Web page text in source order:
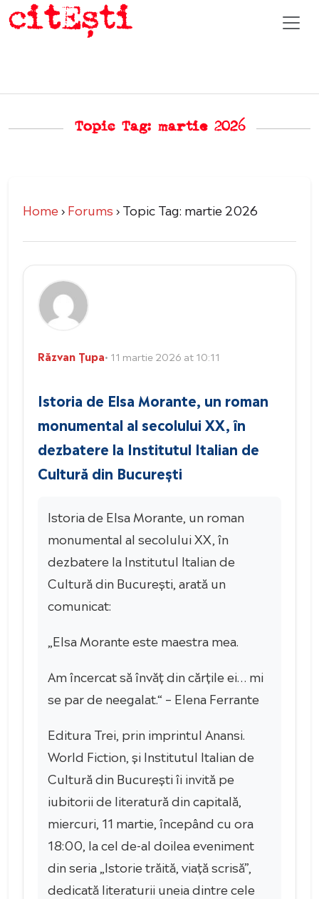
Topic Tag: martie 2026
Home›Forums›Topic Tag: martie 2026
Răzvan Țupa• 11 martie 2026 at 10:11
Istoria de Elsa Morante, un roman
monumental al secolului XX, în
dezbatere la Institutul Italian de
Cultură din București
Istoria de Elsa Morante, un roman
monumental al secolului XX, în
dezbatere la Institutul Italian de
Cultură din București, arată un
comunicat:
„Elsa Morante este maestra mea.
Am încercat să învăț din cărțile ei… mi
se par de neegalat.“ – Elena Ferrante
Editura Trei, prin imprintul Anansi.
World Fiction, și Institutul Italian de
Cultură din București îi invită pe
iubitorii de literatură din capitală,
miercuri, 11 martie, începând cu ora
18:00, la cel de-al doilea eveniment
din seria „Istorie trăită, viață scrisă”,
dedicată literaturii uneia dintre cele